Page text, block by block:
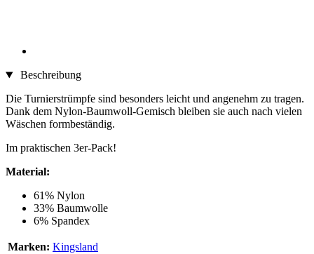
Beschreibung
Die Turnierstrümpfe sind besonders leicht und angenehm zu tragen.
Dank dem Nylon-Baumwoll-Gemisch bleiben sie auch nach vielen
Wäschen formbeständig.
Im praktischen 3er-Pack!
Material:
61% Nylon
33% Baumwolle
6% Spandex
Marken: Kingsland